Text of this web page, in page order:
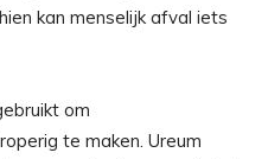
kan menselijk afval iets
om
te maken. Ureum